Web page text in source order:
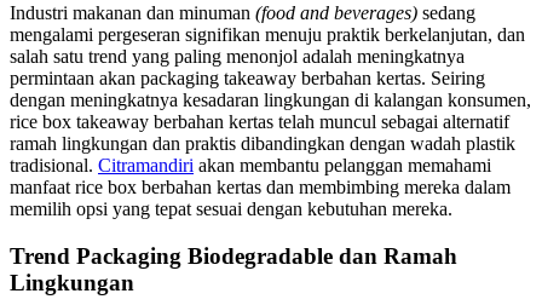
Industri makanan dan minuman (food and beverages) sedang
mengalami pergeseran signifikan menuju praktik berkelanjutan, dan
salah satu trend yang paling menonjol adalah meningkatnya
permintaan akan packaging takeaway berbahan kertas. Seiring
dengan meningkatnya kesadaran lingkungan di kalangan konsumen,
rice box takeaway berbahan kertas telah muncul sebagai alternatif
ramah lingkungan dan praktis dibandingkan dengan wadah plastik
tradisional. Citramandiri akan membantu pelanggan memahami
manfaat rice box berbahan kertas dan membimbing mereka dalam
memilih opsi yang tepat sesuai dengan kebutuhan mereka.
Trend Packaging Biodegradable dan Ramah
Lingkungan